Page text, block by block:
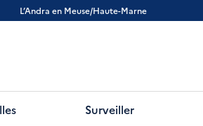
L’Andra en Meuse/Haute-Marne
Surveiller